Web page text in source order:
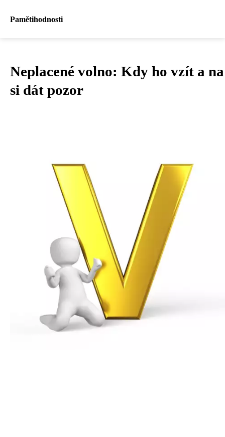
Pamětihodnosti
Neplacené volno: Kdy ho vzít a
si dát pozor